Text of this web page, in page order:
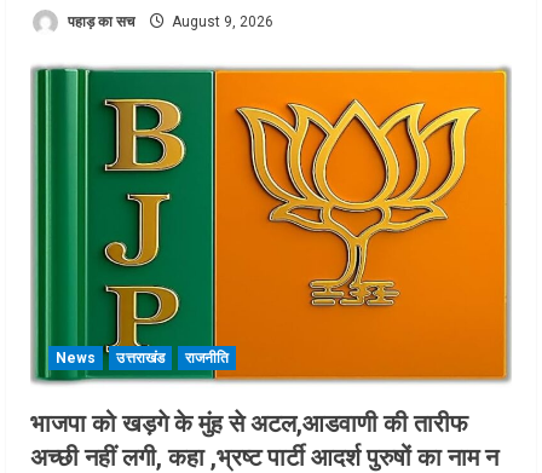
पहाड़ का सच August 9, 2026
News उत्तराखंड राजनीति
भाजपा को खड़गे के मुंह से अटल,आडवाणी की तारीफ
अच्छी नहीं लगी, कहा ,भ्रष्ट पार्टी आदर्श पुरुषों का नाम न